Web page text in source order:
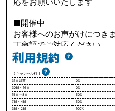
【 キャンセル料 】
31日以前
：0%
30日～16日
：0%
15日～8日
：50%
7日～4日
：50%
3日～2日
：100%